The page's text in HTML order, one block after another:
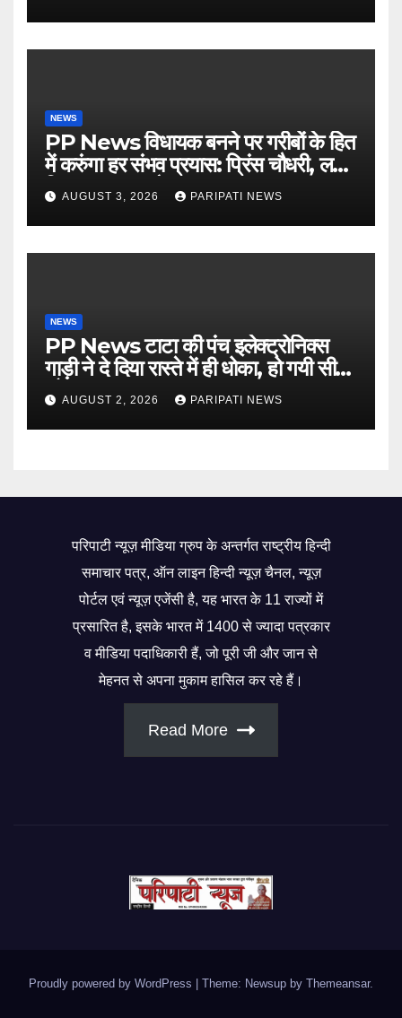
NEWS
PP News विधायक बनने पर गरीबों के हित
में करुंगा हर संभव प्रयास: प्रिंस चौधरी, लगाई
किसान मजदूर चौपाल
AUGUST 3, 2026 PARIPATI NEWS
NEWS
PP News टाटा की पंच इलेक्ट्रोनिक्स
गाड़ी ने दे दिया रास्ते में ही धोका, हो गयी सीज,
जो सब बताया झूठ
AUGUST 2, 2026 PARIPATI NEWS
परिपाटी न्यूज़ मीडिया ग्रुप के अन्तर्गत राष्ट्रीय हिन्दी
समाचार पत्र, ऑन लाइन हिन्दी न्यूज़ चैनल, न्यूज़
पोर्टल एवं न्यूज़ एजेंसी है, यह भारत के 11 राज्यों में
प्रसारित है, इसके भारत में 1400 से ज्यादा पत्रकार
व मीडिया पदाधिकारी हैं, जो पूरी जी और जान से
मेहनत से अपना मुकाम हासिल कर रहे हैं।
Read More
Proudly powered by WordPress Theme: Newsup by Themeansar.